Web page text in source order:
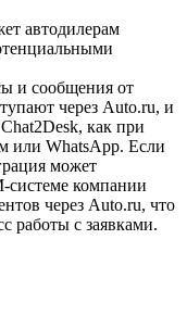
автодилерам
и сообщения от
через Auto.ru, и
как при
или WhatsApp. Если
может
системе компании
через Auto.ru, что
работы с заявками.